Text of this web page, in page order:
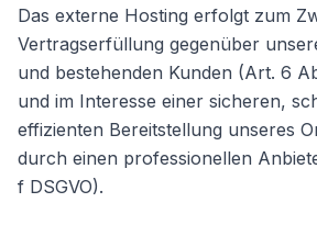
Das externe Hosting erfolgt zum
Vertragserfüllung gegenüber
und bestehenden Kunden (Art. 6
und im Interesse einer sicheren,
effizienten Bereitstellung unseres
durch einen professionellen
f DSGVO).